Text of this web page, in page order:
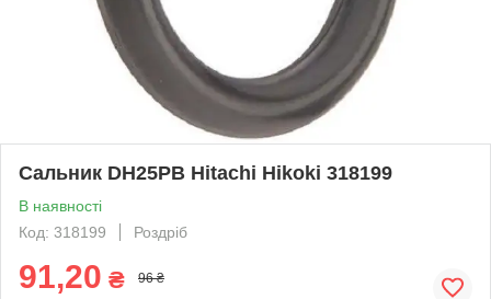
Сальник DH25PB Hitachi Hikoki 318199
В наявності
Код: 318199
Роздріб
91,20 ₴ 96 ₴